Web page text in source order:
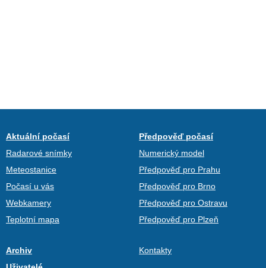
Aktuální počasí
Radarové snímky
Meteostanice
Počasí u vás
Webkamery
Teplotní mapa
Předpověď počasí
Numerický model
Předpověď pro Prahu
Předpověď pro Brno
Předpověď pro Ostravu
Předpověď pro Plzeň
Archiv
Kontakty